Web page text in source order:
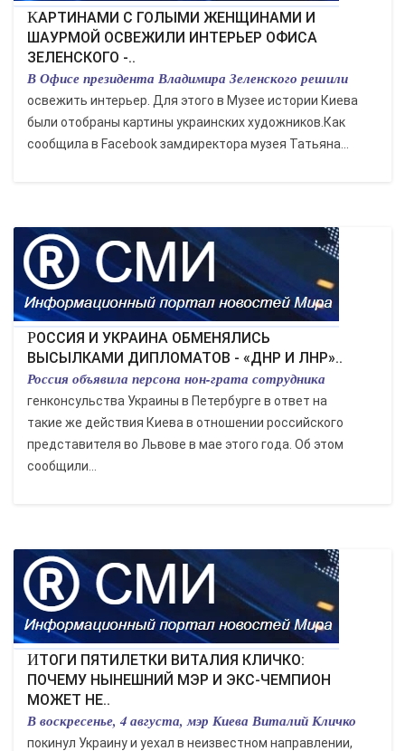
КАРТИНАМИ С ГОЛЫМИ ЖЕНЩИНАМИ И
ШАУРМОЙ ОСВЕЖИЛИ ИНТЕРЬЕР ОФИСА
ЗЕЛЕНСКОГО -..
В Офисе президента Владимира Зеленского решили
освежить интерьер. Для этого в Музее истории Киева
были отобраны картины украинских художников.Как
сообщила в Facebook замдиректора музея Татьяна...
РОССИЯ И УКРАИНА ОБМЕНЯЛИСЬ
ВЫСЫЛКАМИ ДИПЛОМАТОВ - «ДНР И ЛНР»..
Россия объявила персона нон-грата сотрудника
генконсульства Украины в Петербурге в ответ на
такие же действия Киева в отношении российского
представителя во Львове в мае этого года. Об этом
сообщили...
ИТОГИ ПЯТИЛЕТКИ ВИТАЛИЯ КЛИЧКО:
ПОЧЕМУ НЫНЕШНИЙ МЭР И ЭКС-ЧЕМПИОН
МОЖЕТ НЕ..
В воскресенье, 4 августа, мэр Киева Виталий Кличко
покинул Украину и уехал в неизвестном направлении,